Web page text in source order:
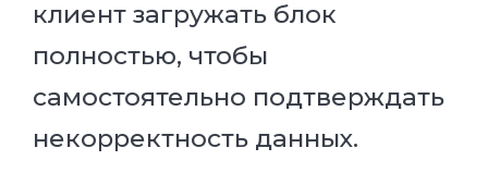
клиент загружать блок
полностью, чтобы
самостоятельно подтверждать
некорректность данных.